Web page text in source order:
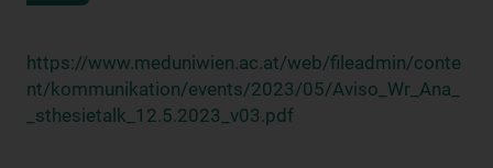
https://www.meduniwien.ac.at/web/fileadmin/conte
nt/kommunikation/events/2023/05/Aviso_Wr_Ana_
_sthesietalk_12.5.2023_v03.pdf